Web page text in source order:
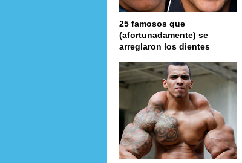
25 famosos que
(afortunadamente) se
arreglaron los dientes